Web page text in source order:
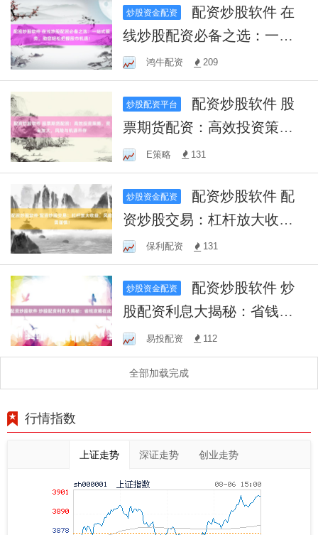
炒股资金配资
线炒股配资必备之选：一站
式服务，助您轻松把握股市
机遇！
鸿牛配资 209
炒股配资平台
票期货配资：高效投资策
略，资金放大，风险与机遇
并存
E策略 131
炒股资金配资
资炒股交易：杠杆放大收
益，风险需谨慎！
保利配资 131
炒股资金配资
股配资利息大揭秘：省钱攻
略在此！
易投配资 112
全部加载完成
行情指数
上证走势 深证走势 创业走势